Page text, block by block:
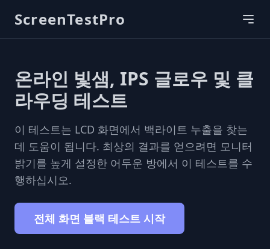
ScreenTestPro
온라인 빛샘, IPS 글로우 및 클
라우딩 테스트
이 테스트는 LCD 화면에서 백라이트 누출을 찾는
데 도움이 됩니다. 최상의 결과를 얻으려면 모니터
밝기를 높게 설정한 어두운 방에서 이 테스트를 수
행하십시오.
전체 화면 블랙 테스트 시작